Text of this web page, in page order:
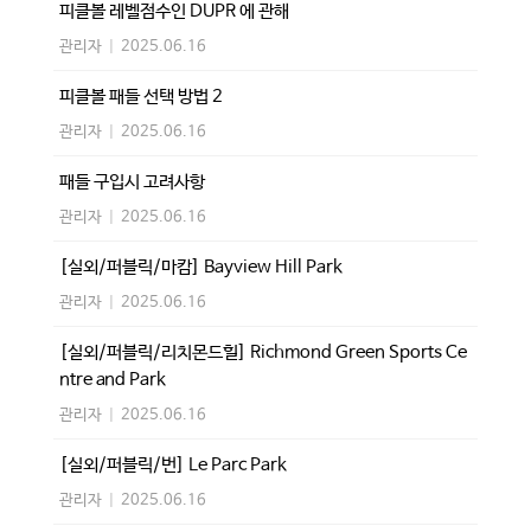
피클볼 레벨점수인 DUPR 에 관해
관리자 2025.06.16
피클볼 패들 선택 방법 2
관리자 2025.06.16
패들 구입시 고려사항
관리자 2025.06.16
[실외/퍼블릭/마캄] Bayview Hill Park
관리자 2025.06.16
[실외/퍼블릭/리치몬드힐] Richmond Green Sports Ce
ntre and Park
관리자 2025.06.16
[실외/퍼블릭/번] Le Parc Park
관리자 2025.06.16